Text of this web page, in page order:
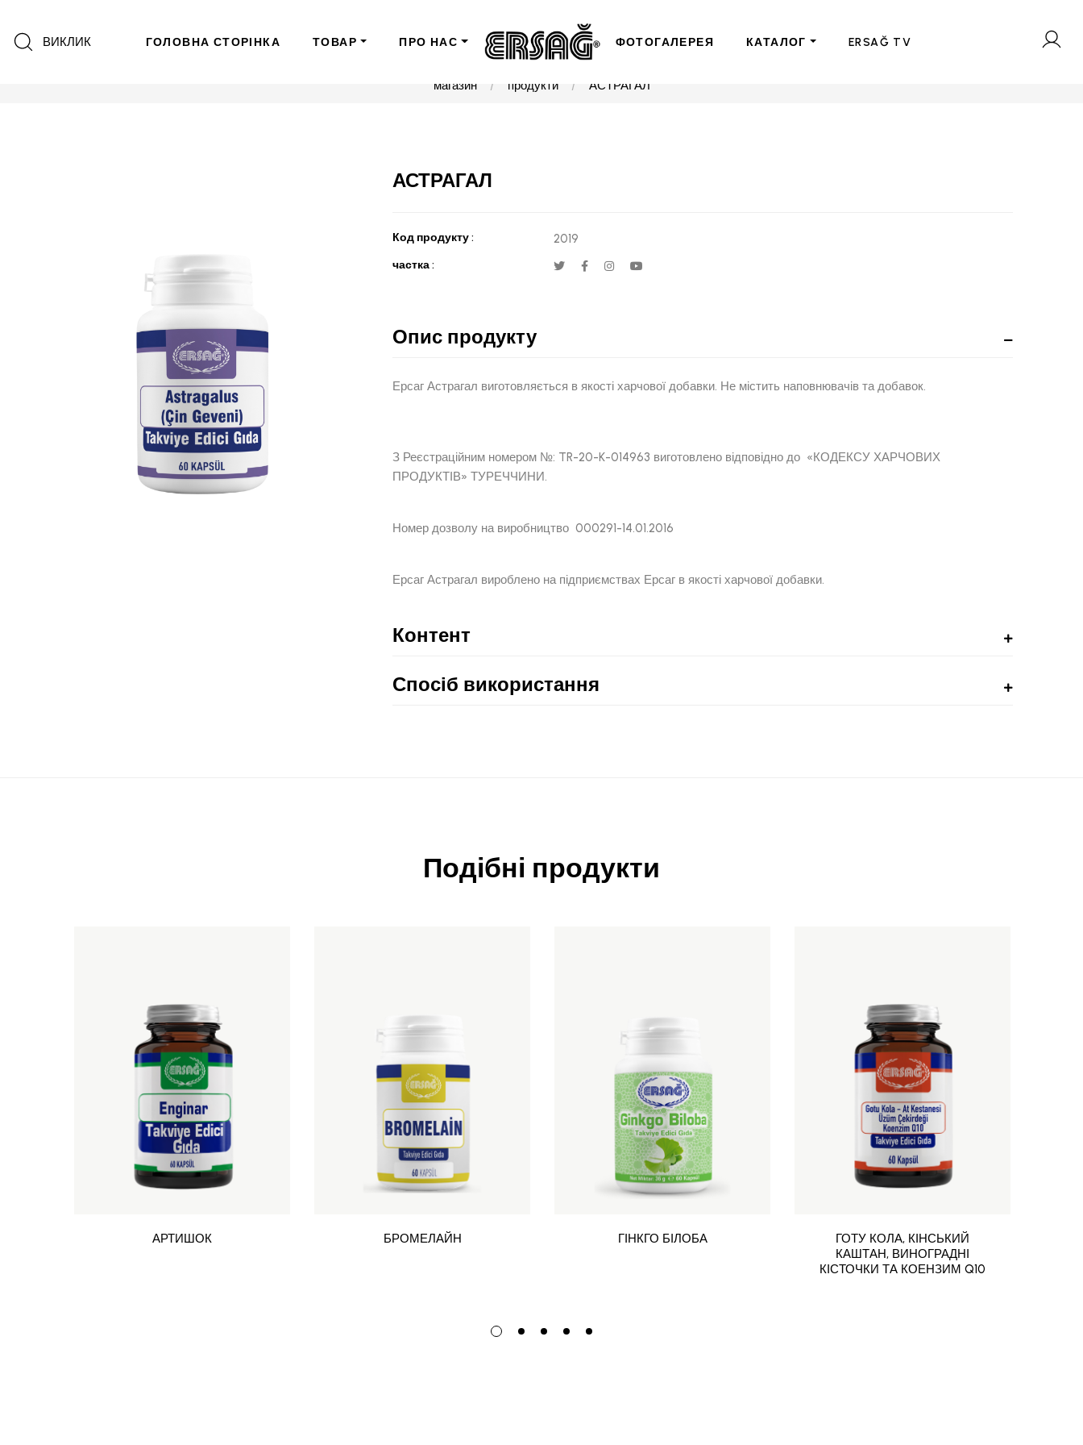
ВИКЛИК ГОЛОВНА СТОРІНКА ТОВАР ПРО НАС ФОТОГАЛЕРЕЯ КАТАЛОГ ERSAĞ TV
магазин продукти АСТРАГАЛ
АСТРАГАЛ
Код продукту : 2019
частка :
Опис продукту
Ерсаг Астрагал виготовляється в якості харчової добавки. Не містить наповнювачів та добавок.
З Реєстраційним номером №: TR-20-K-014963 виготовлено відповідно до «КОДЕКСУ ХАРЧОВИХ
ПРОДУКТІВ» ТУРЕЧЧИНИ.
Номер дозволу на виробництво 000291-14.01.2016
Ерсаг Астрагал вироблено на підприємствах Ерсаг в якості харчової добавки.
Контент
Спосіб використання
Подібні продукти
АРТИШОК БРОМЕЛАЙН ГІНКГО БІЛОБА
ГОТУ КОЛА, КІНСЬКИЙ
КАШТАН, ВИНОГРАДНІ
КІСТОЧКИ ТА КОЕНЗИМ Q10